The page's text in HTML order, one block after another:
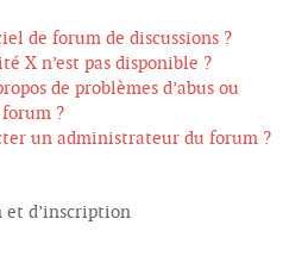
de forum de discussions ?
X n’est pas disponible ?
de problèmes d’abus ou
?
un administrateur du forum ?
et d’inscription